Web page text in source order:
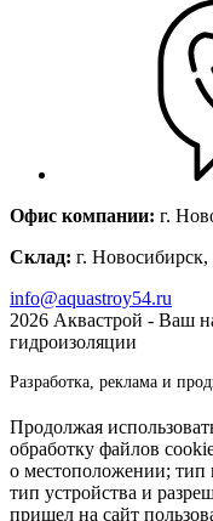
Офис компании: г.
Склад: г.
info@aquastroy54.ru
2026 Аквастрой - Ваш
гидроизоляции
Разработка, реклама и
Продолжая
обработку файлов
о местоположении; тип
тип устройства и
пришел на сайт